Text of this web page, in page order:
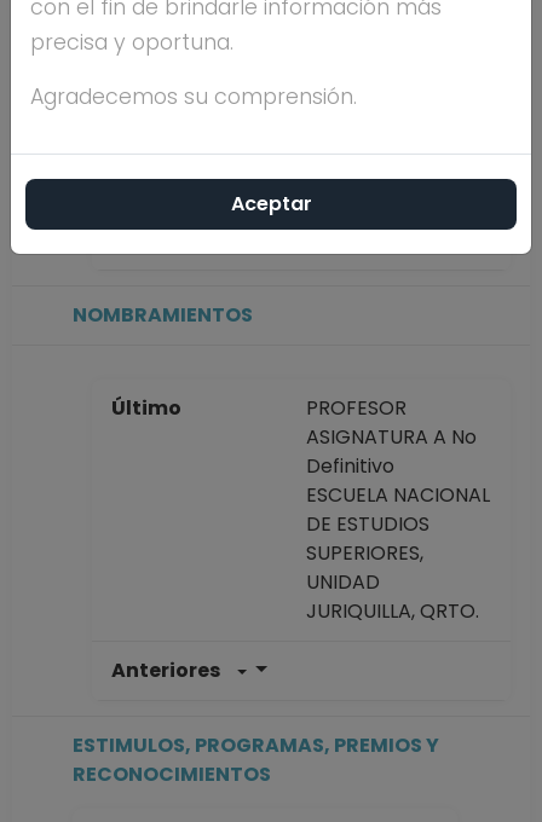
Máximo nivel de
Antigüedad
académica en la
6 años
NOMBRAMIENTOS
Último
PROFESOR
ASIGNATURA A No
Definitivo
ESCUELA NACIONAL
DE ESTUDIOS
SUPERIORES,
UNIDAD
JURIQUILLA, QRTO.
Anteriores
ESCUELA NACIONAL
ESTIMULOS, PROGRAMAS, PREMIOS Y
RECONOCIMIENTOS
con el fin de brindarle información más
precisa y oportuna.
Agradecemos su comprensión.
Aceptar